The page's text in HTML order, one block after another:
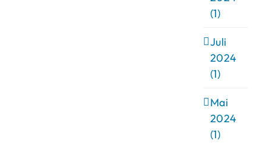
(1)
Juli
2024
(1)
Mai
2024
(1)